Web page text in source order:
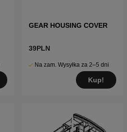
GEAR HOUSING COVER
39PLN
Na zam. Wysyłka za 2–5 dni
Kup!